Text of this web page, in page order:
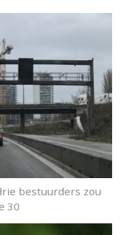
bestuurders zou
30